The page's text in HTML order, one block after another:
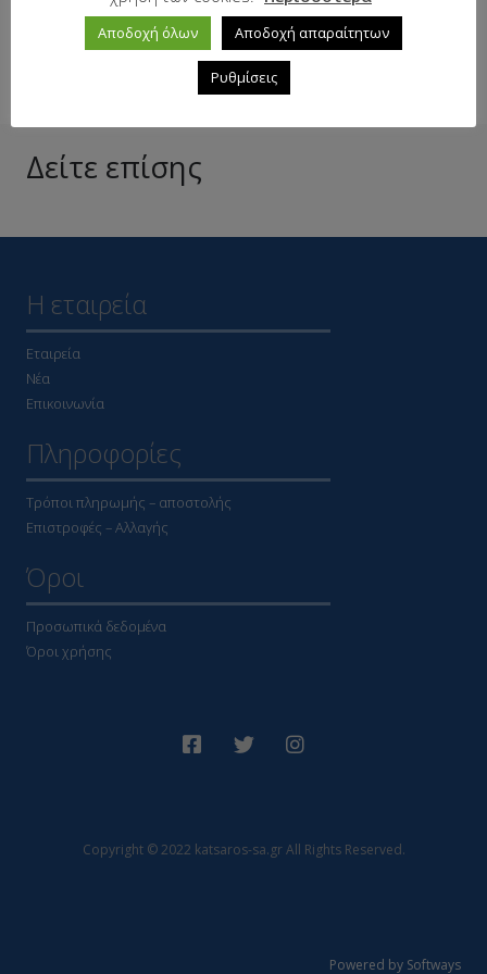
Δείτε επίσης
Η εταιρεία
Εταιρεία
Νέα
Επικοινωνία
Πληροφορίες
Τρόποι πληρωμής – αποστολής
Επιστροφές – Αλλαγής
Όροι
Προσωπικά δεδομένα
Όροι χρήσης
Copyright © 2022 katsaros-sa.gr All Rights Reserved.
Powered by Softways
Αποδοχή όλων Αποδοχή απαραίτητων
Ρυθμίσεις